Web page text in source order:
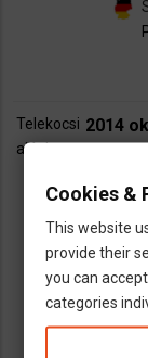
Telekocsi
ajánlat
2014
groups
Cookies &
This website
provide their
you can
categories